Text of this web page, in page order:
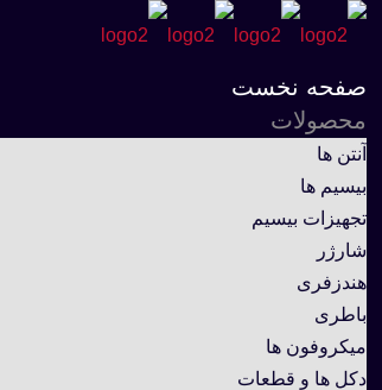
صفحه نخست
محصولات
آنتن ها
بیسیم ها
تجهیزات بیسیم
شارژر
هندزفری
باطری
میکروفون ها
دکل ها و قطعات